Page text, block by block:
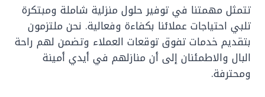
تتمثل مهمتنا في توفير حلول منزلية شاملة ومبتكرة
تلبي احتياجات عملائنا بكفاءة وفعالية. نحن ملتزمون
بتقديم خدمات تفوق توقعات العملاء وتضمن لهم راحة
البال والاطمئنان إلى أن منازلهم في أيدي أمينة
ومحترفة.